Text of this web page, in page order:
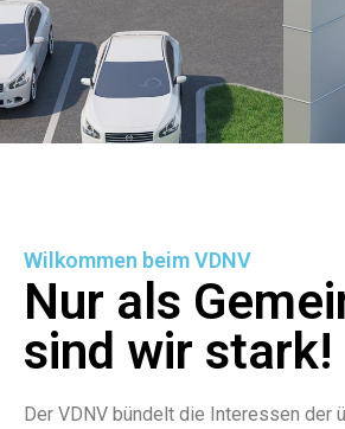
Wilkommen beim VDNV
Nur als
sind wir stark!
Der VDNV bündelt die Interessen der